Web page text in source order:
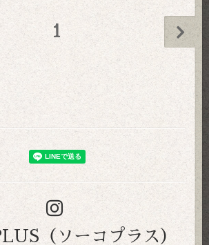
1
（ソーコプラス）